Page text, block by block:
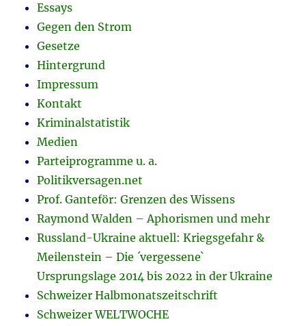
Essays
Gegen den Strom
Gesetze
Hintergrund
Impressum
Kontakt
Kriminalstatistik
Medien
Parteiprogramme u. a.
Politikversagen.net
Prof. Ganteför: Grenzen des Wissens
Raymond Walden – Aphorismen und mehr
Russland-Ukraine aktuell: Kriegsgefahr &
Meilenstein – Die ´vergessene`
Ursprungslage 2014 bis 2022 in der Ukraine
Schweizer Halbmonatszeitschrift
Schweizer WELTWOCHE